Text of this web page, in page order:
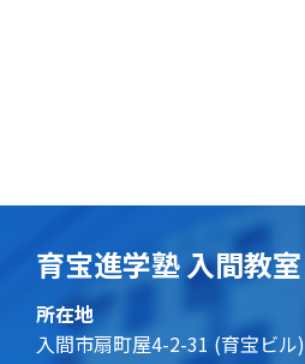
育宝進学塾 入間教室
所在地
入間市扇町屋4-2-31 (育宝ビル)